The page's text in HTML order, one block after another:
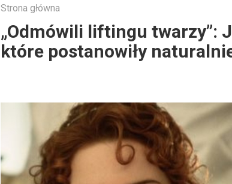
Strona główna
„Odmówili liftingu twarzy”:
które postanowiły